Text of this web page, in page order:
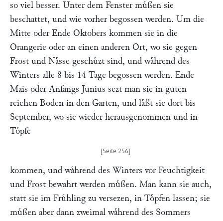
so viel besser. Unter dem Fenster muͤßen sie
beschattet, und wie vorher begossen werden. Um die
Mitte oder Ende Oktobers kommen sie in die
Orangerie oder an einen anderen Ort, wo sie gegen
Frost und Naͤsse geschuͤzt sind, und waͤhrend des
Winters alle 8 bis 14 Tage begossen werden. Ende
Mais oder Anfangs Junius sezt man sie in guten
reichen Boden in den Garten, und laͤßt sie dort bis
September, wo sie wieder herausgenommen und in
Toͤpfe
kommen, und waͤhrend des Winters vor Feuchtigkeit
und Frost bewahrt werden muͤßen. Man kann sie auch,
statt sie im Fruͤhling zu versezen, in Toͤpfen lassen; sie
muͤßen aber dann zweimal waͤhrend des Sommers